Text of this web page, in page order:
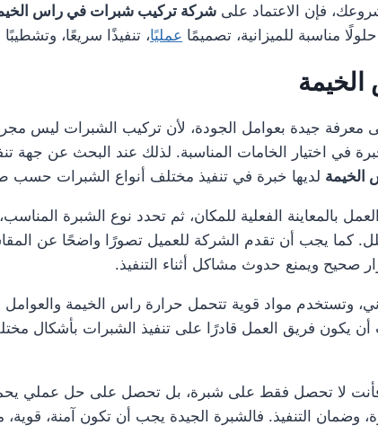
فإن الاعتماد على شركة تركيب شبرات في راس
مناسبة للميزانية، تصميمًا عمليًا، تنفيذًا سريعًا،
معرفة جيدة بعوامل الجودة، لأن تركيب الشبرات
في اختيار الخامات المناسبة. لذلك عند البحث عن جهة
لديها خبرة في تنفيذ مختلف أنواع الشبرات حسب
بالمعاينة الفعلية للمكان، ثم تحدد نوع الشبرة
كما يجب أن تقدم الشركة للعميل تصورًا واضحًا عن
صحيح ويمنع حدوث مشاكل أثناء التنفيذ.
وتستخدم مواد قوية تتحمل حرارة راس الخيمة والعوامل
فريق العمل قادرًا على تنفيذ الشبرات بأشكال
فأنت لا تحصل فقط على شبرة، بل تحصل على حل عملي
وضمان التنفيذ. فالشبرة الجيدة يجب أن تكون آمنة،